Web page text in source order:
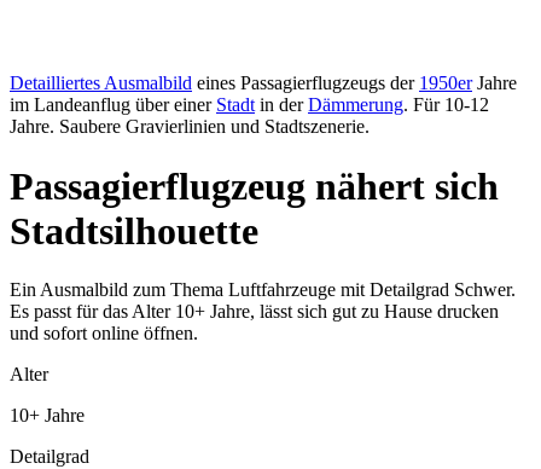
Detailliertes Ausmalbild eines Passagierflugzeugs der 1950erJahre
im Landeanflug über einer Stadt in derDämmerung. Für 10-12
Jahre. Saubere Gravierlinien und Stadtszenerie.
Passagierflugzeug nähert sich
Stadtsilhouette
Ein Ausmalbild zum Thema Luftfahrzeuge mit Detailgrad Schwer.
Es passt für das Alter 10+ Jahre, lässt sich gut zu Hause drucken
und sofort online öffnen.
Alter
10+ Jahre
Detailgrad